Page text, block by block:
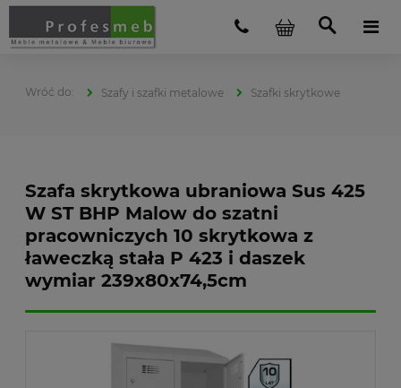
Szafy i szafki metalowe Szafki skrytkowe
Szafa skrytkowa ubraniowa Sus 425
W ST BHP Malow do szatni
pracowniczych 10 skrytkowa z
ławeczką stała P 423 i daszek
wymiar 239x80x74,5cm